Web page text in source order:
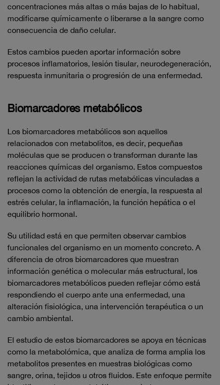
concentraciones más altas o más bajas de lo habitual,
modificarse químicamente o liberarse a la sangre como
consecuencia de daño celular.
Estos cambios pueden aportar información sobre
procesos inflamatorios, lesión tisular, neurodegeneración,
respuesta inmunitaria o progresión de una enfermedad.
Biomarcadores metabólicos
Los biomarcadores metabólicos son aquellos
relacionados con metabolitos, es decir, pequeñas
moléculas que se producen o transforman durante las
reacciones químicas del organismo. Estos compuestos
reflejan la actividad de rutas metabólicas vinculadas a
procesos como la obtención de energía, la respuesta al
estrés celular, la inflamación, la función hepática o el
equilibrio hormonal.
Su utilidad está en que permiten observar cambios
funcionales del organismo en un momento concreto. A
diferencia de otros biomarcadores que muestran
información genética o molecular más estructural, los
biomarcadores metabólicos pueden reflejar cómo está
respondiendo el cuerpo ante una enfermedad, una
alteración fisiológica, una intervención terapéutica o un
cambio ambiental.
El estudio de estos biomarcadores se apoya en técnicas
como la metabolómica, que analiza de forma amplia los
metabolitos presentes en muestras biológicas como
sangre, orina, tejidos u otros fluidos. Este enfoque permite